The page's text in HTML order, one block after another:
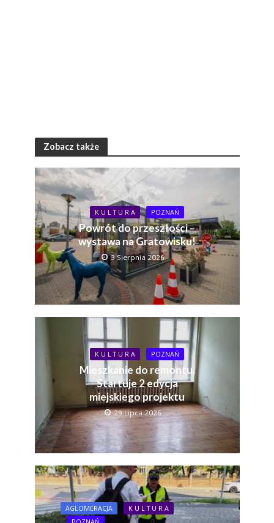
Zobacz także
K U L T U R A POZNAŃ
Powrót do przeszłości –
wystawa na Gratowisku!
3 Sierpnia 2026
K U L T U R A POZNAŃ
Mieszkanie do remontu.
Startuje 2 edycja
miejskiego projektu
29 Lipca 2026
AGLOMERACJA
K U L T U R A